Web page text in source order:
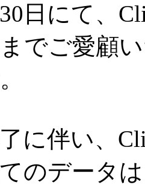
日にて、
でご愛顧
に伴い、
のデータ